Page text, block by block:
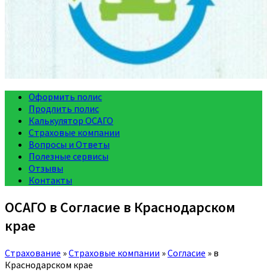
Оформить полис
Продлить полис
Калькулятор ОСАГО
Страховые компании
Вопросы и Ответы
Полезные сервисы
Отзывы
Контакты
ОСАГО в Согласие в Краснодарском
крае
Страхование »Страховые компании »Согласие » в
Краснодарском крае